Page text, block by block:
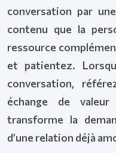
conversation par
contenu que la
ressource
et patientez.
conversation,
échange de
transforme la
d’une relation déjà